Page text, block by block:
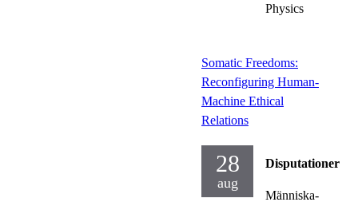
Physics
Somatic Freedoms:
Reconfiguring Human-
Machine Ethical
Relations
28
aug
Disputationer
Människa-